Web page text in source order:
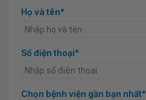
Họ và tên*
Số điện thoại*
Chọn bệnh viện gần bạn nhất*